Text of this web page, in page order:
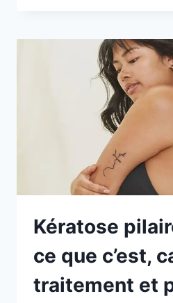
Kératose
ce que c’est,
traitement et